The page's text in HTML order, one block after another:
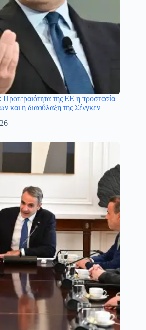
Προτεραιότητα της ΕΕ η προστασία
και η διαφύλαξη της Σένγκεν